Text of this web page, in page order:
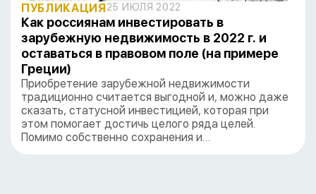
ПУБЛИКАЦИЯ25 ИЮЛЯ 2022
Как россиянам инвестировать в
зарубежную недвижимость в 2022 г. и
оставаться в правовом поле (на примере
Греции)
Приобретение зарубежной недвижимости
традиционно считается выгодной и, можно даже
сказать, статусной инвестицией, которая при
этом помогает достичь целого ряда целей.
Помимо собственно сохранения и…